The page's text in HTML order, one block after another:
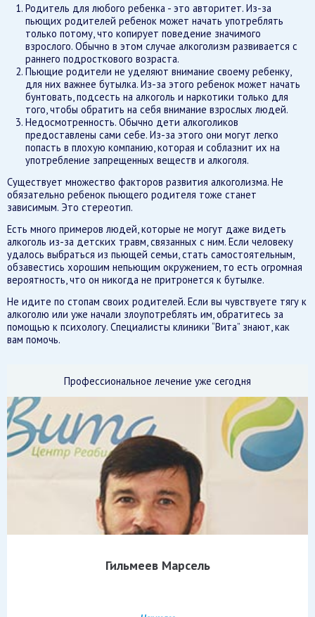
Родитель для любого ребенка - это авторитет. Из-за
пьющих родителей ребенок может начать употреблять
только потому, что копирует поведение значимого
взрослого. Обычно в этом случае алкоголизм развивается с
раннего подросткового возраста.
Пьющие родители не уделяют внимание своему ребенку,
для них важнее бутылка. Из-за этого ребенок может начать
бунтовать, подсесть на алкоголь и наркотики только для
того, чтобы обратить на себя внимание взрослых людей.
Недосмотренность. Обычно дети алкоголиков
предоставлены сами себе. Из-за этого они могут легко
попасть в плохую компанию, которая и соблазнит их на
употребление запрещенных веществ и алкоголя.
Существует множество факторов развития алкоголизма. Не
обязательно ребенок пьющего родителя тоже станет
зависимым. Это стереотип.
Есть много примеров людей, которые не могут даже видеть
алкоголь из-за детских травм, связанных с ним. Если человеку
удалось выбраться из пьющей семьи, стать самостоятельным,
обзавестись хорошим непьющим окружением, то есть огромная
вероятность, что он никогда не притронется к бутылке.
Не идите по стопам своих родителей. Если вы чувствуете тягу к
алкоголю или уже начали злоупотреблять им, обратитесь за
помощью к психологу. Специалисты клиники “Вита” знают, как
вам помочь.
Профессиональное лечение уже сегодня
Гильмеев Марсель